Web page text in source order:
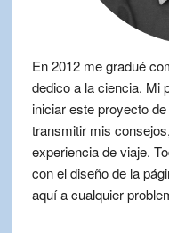
En 2012 me gradué
dedico a la ciencia. Mi
iniciar este proyecto
transmitir mis
experiencia de viaje.
con el diseño de la
aquí a cualquier